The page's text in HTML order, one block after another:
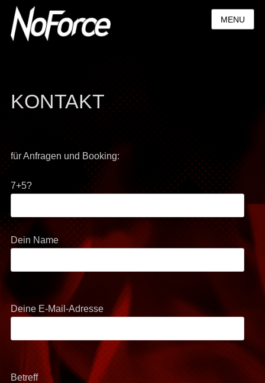
MENU
KONTAKT
für Anfragen und Booking:
7+5?
Dein Name
Deine E-Mail-Adresse
Betreff